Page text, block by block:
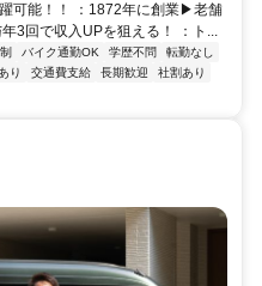
可能！！ ：1872年に創業▶老舗
3回で収入UPを狙える！ ：ト...
バイク通勤OK 学歴不問
転勤なし
り 交通費支給 長期歓迎
社割あり